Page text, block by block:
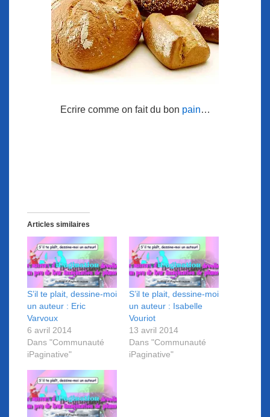
Ecrire comme on fait du bon pain…
Articles similaires
S’il te plait, dessine-moi
un auteur : Eric
Varvoux
6 avril 2014
Dans "Communauté
iPaginative"
S’il te plait, dessine-moi
un auteur : Isabelle
Vouriot
13 avril 2014
Dans "Communauté
iPaginative"